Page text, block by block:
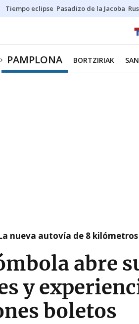
Tiempo eclipse Pasadizo de la Jacoba
PAMPLONA BORTZIRIAK
nueva autovía de 8
abre
y
boletos